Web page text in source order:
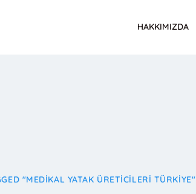
HAKKIMIZDA
"MEDIKAL YATAK ÜRETICILERI TÜRKIYE"